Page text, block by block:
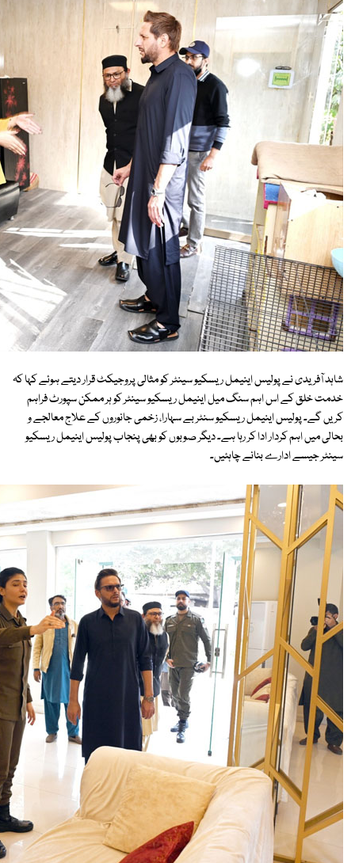
شاہد آفریدی نے پولیس اینیمل ریسکیو سینٹر کو مثالی پروجیکٹ قرار دیتے ہوئے کہا کہ
خدمت خلق کے اس اہم سنگ میل اینیمل ریسکیو سینٹر کو ہر ممکن سپورٹ فراہم
کریں گے۔ پولیس اینیمل ریسکیو سنٹر بے سہارا، زخمی جانوروں کے علاج معالجے و
بحالی میں اہم کردار ادا کر رہا ہے۔ دیگر صوبوں کو بھی پنجاب پولیس اینیمل ریسکیو
سینٹر جیسے ادارے بنانے چاہئیں۔